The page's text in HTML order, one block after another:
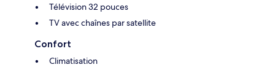
Télévision 32 pouces
TV avec chaînes par satellite
Confort
Climatisation